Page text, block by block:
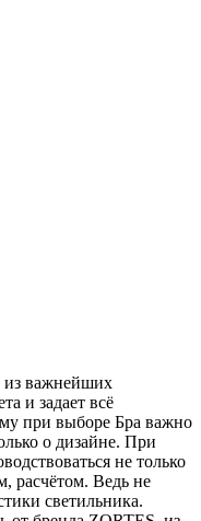
из важнейших
и задает всё
при выборе Бра важно
о дизайне. При
не только
расчётом. Ведь не
светильника.